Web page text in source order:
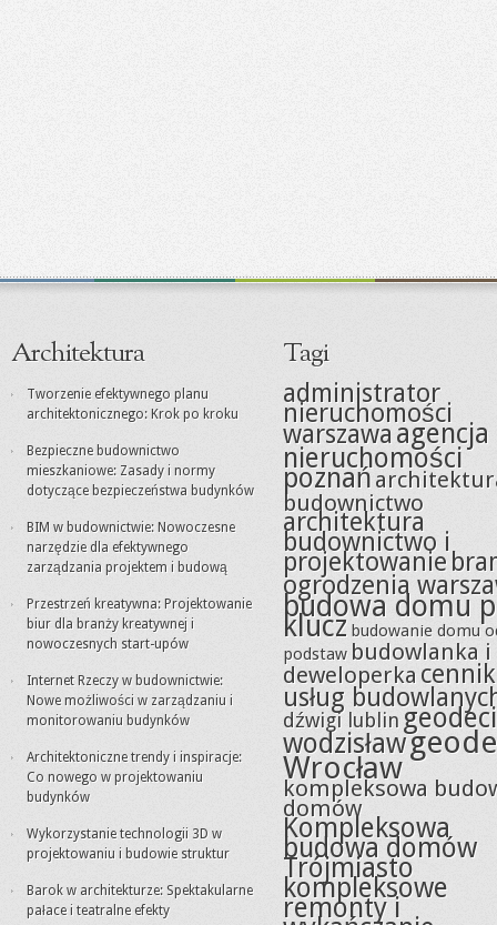
Architektura
Tworzenie efektywnego planu
architektonicznego: Krok po kroku
Bezpieczne budownictwo
mieszkaniowe: Zasady i normy
dotyczące bezpieczeństwa budynków
BIM w budownictwie: Nowoczesne
narzędzie dla efektywnego
zarządzania projektem i budową
Przestrzeń kreatywna: Projektowanie
biur dla branży kreatywnej i
nowoczesnych start-upów
Internet Rzeczy w budownictwie:
Nowe możliwości w zarządzaniu i
monitorowaniu budynków
Architektoniczne trendy i inspiracje:
Co nowego w projektowaniu
budynków
Wykorzystanie technologii 3D w
projektowaniu i budowie struktur
Barok w architekturze: Spektakularne
pałace i teatralne efekty
Tagi
administrator
nieruchomości
warszawaagencja
nieruchomości
poznań
budownictwo
architektura
budownictwo i
projektowanie
ogrodzenia
budowa domu
klucz budowanie domu
podstaw budowlanka i
deweloperka cennik
usług
dźwigi lublingeodeci
wodzisław
Wrocław
kompleksowa
domów
Kompleksowa
budowa domów
Trójmiasto
kompleksowe
remonty i